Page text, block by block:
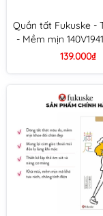
Quần tất Fukuske -
- Mềm mịn
(Có móc) (Size M-L,
139.000₫